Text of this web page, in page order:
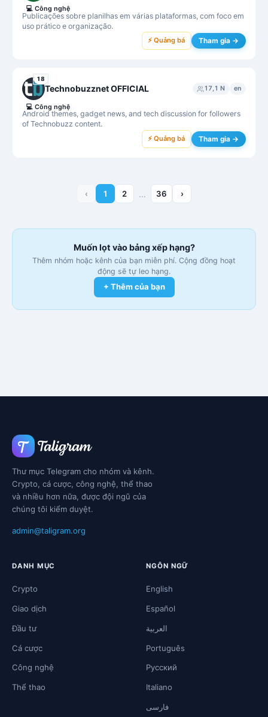
Publicações sobre planilhas em várias plataformas, com foco em
uso prático e organização.
💻 Công nghệ
⚡ Quảng bá Tham gia →
18
Technobuzznet OFFICIAL 17,1 N en
Android themes, gadget news, and tech discussion for followers
of Technobuzz content.
💻 Công nghệ
⚡ Quảng bá Tham gia →
‹ 1 2 … 36 ›
Muốn lọt vào bảng xếp hạng?
Thêm nhóm hoặc kênh của bạn miễn phí. Cộng đồng hoạt
động sẽ tự leo hạng.
+ Thêm của bạn
Thư mục Telegram cho nhóm và kênh.
Crypto, cá cược, công nghệ, thể thao
và nhiều hơn nữa, được đội ngũ của
chúng tôi kiểm duyệt.
admin@taligram.org
DANH MỤC
Crypto
Giao dịch
Đầu tư
Cá cược
Công nghệ
Thể thao
NGÔN NGỮ
English
Español
العربية
Português
Русский
Italiano
فارسی